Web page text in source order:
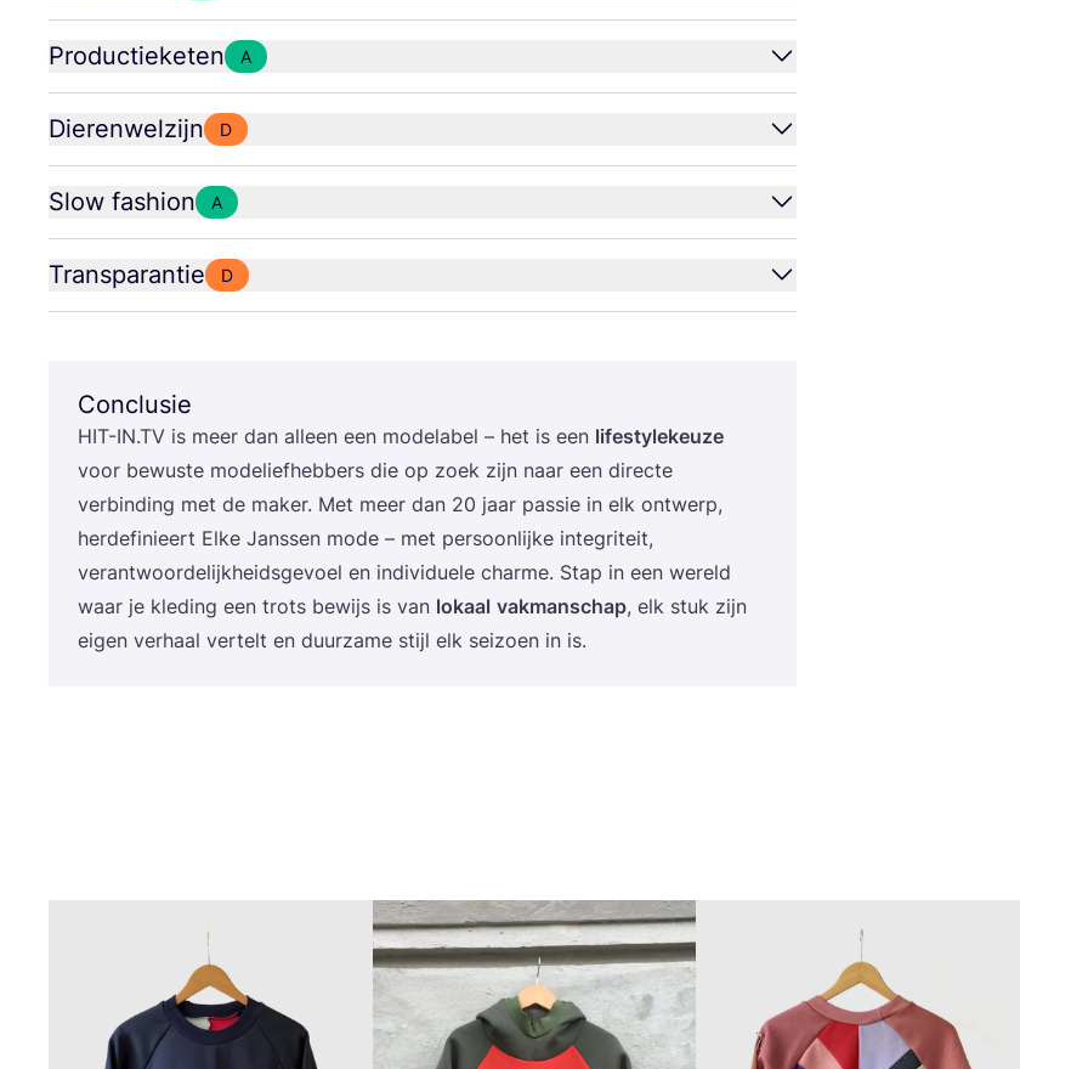
Productieketen A
Dierenwelzijn D
Slow fashion A
Transparantie D
Conclusie
HIT​-IN​.TV is meer dan alleen een mode­la­bel – het is een life­sty­le­keu­ze
voor bewus­te mode­lief­heb­bers die op zoek zijn naar een direc­te
ver­bin­ding met de maker. Met meer dan 20 jaar pas­sie in elk ont­werp,
her­de­fi­ni­eert Elke Jans­sen mode – met per­soon­lij­ke inte­gri­teit,
ver­ant­woor­de­lijk­heids­ge­voel en indi­vi­du­e­le char­me. Stap in een wereld
waar je kle­ding een trots bewijs is van lokaal vak­man­schap, elk stuk zijn
eigen ver­haal ver­telt en duur­za­me stijl elk sei­zoen in is.